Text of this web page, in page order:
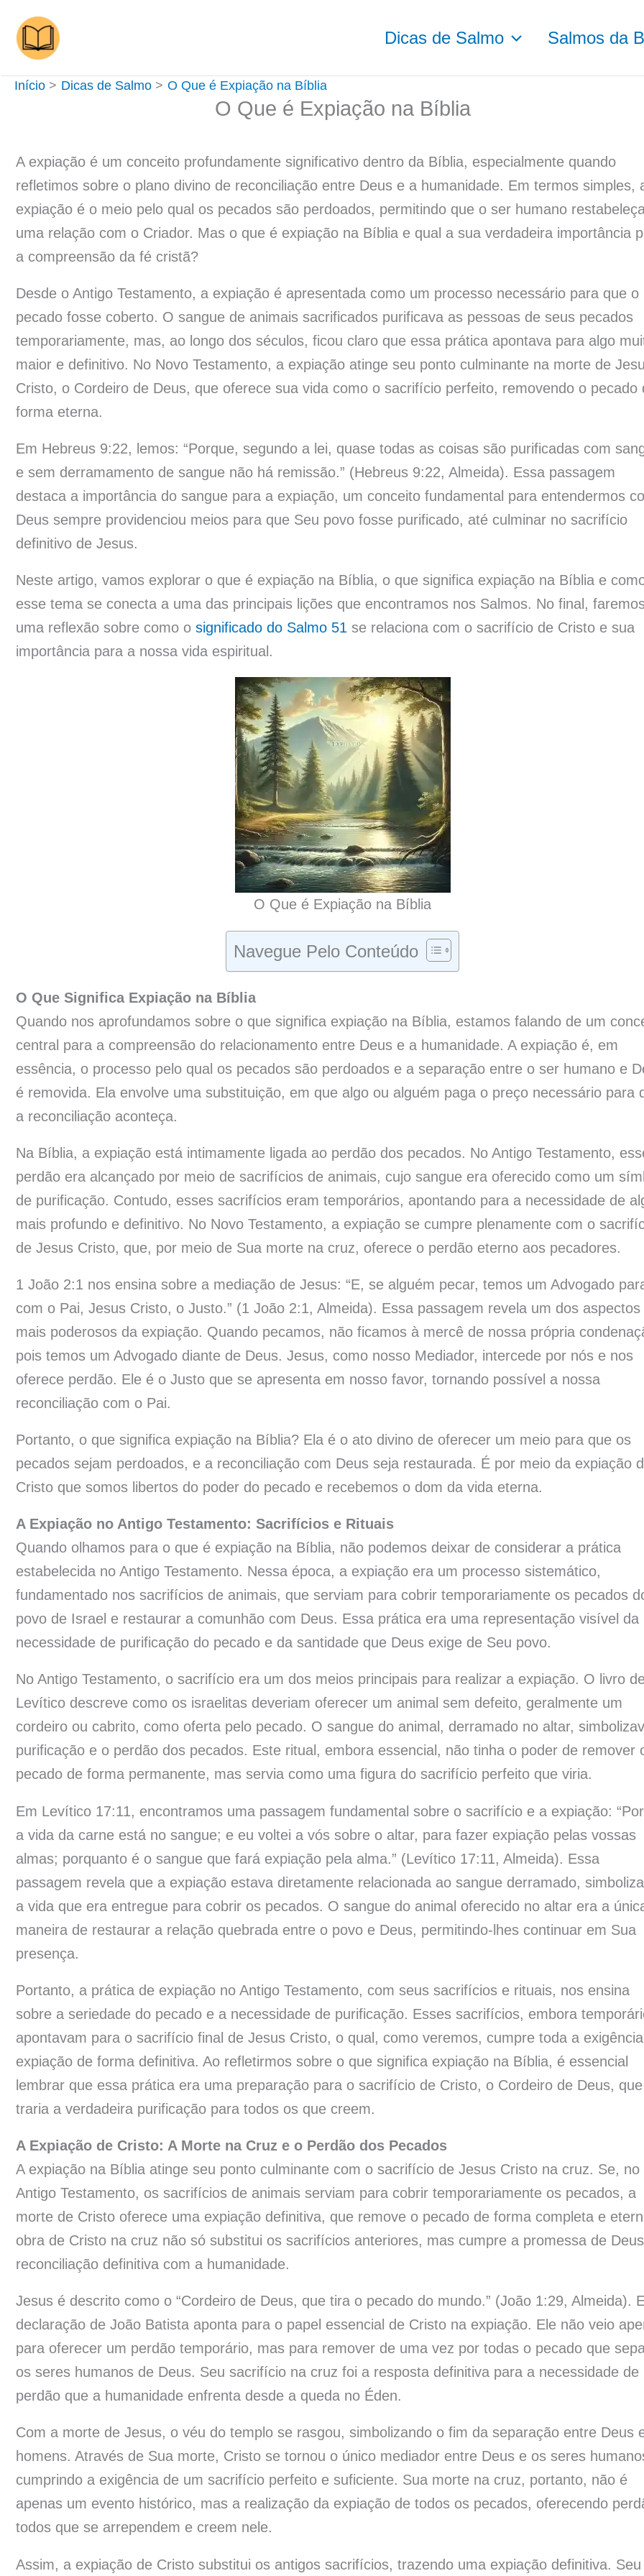
para
conteúdo
Dicas de Salmo Salmos da
Início Dicas de Salmo O Que é Expiação na Bíblia
O Que é Expiação na Bíblia
A expiação é um conceito profundamente significativo dentro da Bíblia, especialmente quando
refletimos sobre o plano divino de reconciliação entre Deus e a humanidade. Em termos simples,
expiação é o meio pelo qual os pecados são perdoados, permitindo que o ser humano
uma relação com o Criador. Mas o que é expiação na Bíblia e qual a sua verdadeira importância
a compreensão da fé cristã?
Desde o Antigo Testamento, a expiação é apresentada como um processo necessário para que o
pecado fosse coberto. O sangue de animais sacrificados purificava as pessoas de seus pecados
temporariamente, mas, ao longo dos séculos, ficou claro que essa prática apontava para algo
maior e definitivo. No Novo Testamento, a expiação atinge seu ponto culminante na morte de
Cristo, o Cordeiro de Deus, que oferece sua vida como o sacrifício perfeito, removendo o pecado
forma eterna.
Em Hebreus 9:22, lemos: “Porque, segundo a lei, quase todas as coisas são purificadas com
e sem derramamento de sangue não há remissão.” (Hebreus 9:22, Almeida). Essa passagem
destaca a importância do sangue para a expiação, um conceito fundamental para entendermos
Deus sempre providenciou meios para que Seu povo fosse purificado, até culminar no sacrifício
definitivo de Jesus.
Neste artigo, vamos explorar o que é expiação na Bíblia, o que significa expiação na Bíblia e
esse tema se conecta a uma das principais lições que encontramos nos Salmos. No final,
uma reflexão sobre como o significado do Salmo 51 se relaciona com o sacrifício de Cristo e sua
importância para a nossa vida espiritual.
O Que é Expiação na Bíblia
Navegue Pelo Conteúdo
O Que Significa Expiação na Bíblia
Quando nos aprofundamos sobre o que significa expiação na Bíblia, estamos falando de um
central para a compreensão do relacionamento entre Deus e a humanidade. A expiação é, em
essência, o processo pelo qual os pecados são perdoados e a separação entre o ser humano e
é removida. Ela envolve uma substituição, em que algo ou alguém paga o preço necessário para
a reconciliação aconteça.
Na Bíblia, a expiação está intimamente ligada ao perdão dos pecados. No Antigo Testamento,
perdão era alcançado por meio de sacrifícios de animais, cujo sangue era oferecido como um
de purificação. Contudo, esses sacrifícios eram temporários, apontando para a necessidade de
mais profundo e definitivo. No Novo Testamento, a expiação se cumpre plenamente com o
de Jesus Cristo, que, por meio de Sua morte na cruz, oferece o perdão eterno aos pecadores.
1 João 2:1 nos ensina sobre a mediação de Jesus: “E, se alguém pecar, temos um Advogado
com o Pai, Jesus Cristo, o Justo.” (1 João 2:1, Almeida). Essa passagem revela um dos aspectos
mais poderosos da expiação. Quando pecamos, não ficamos à mercê de nossa própria
pois temos um Advogado diante de Deus. Jesus, como nosso Mediador, intercede por nós e nos
oferece perdão. Ele é o Justo que se apresenta em nosso favor, tornando possível a nossa
reconciliação com o Pai.
Portanto, o que significa expiação na Bíblia? Ela é o ato divino de oferecer um meio para que os
pecados sejam perdoados, e a reconciliação com Deus seja restaurada. É por meio da expiação
Cristo que somos libertos do poder do pecado e recebemos o dom da vida eterna.
A Expiação no Antigo Testamento: Sacrifícios e Rituais
Quando olhamos para o que é expiação na Bíblia, não podemos deixar de considerar a prática
estabelecida no Antigo Testamento. Nessa época, a expiação era um processo sistemático,
fundamentado nos sacrifícios de animais, que serviam para cobrir temporariamente os pecados
povo de Israel e restaurar a comunhão com Deus. Essa prática era uma representação visível da
necessidade de purificação do pecado e da santidade que Deus exige de Seu povo.
No Antigo Testamento, o sacrifício era um dos meios principais para realizar a expiação. O livro
Levítico descreve como os israelitas deveriam oferecer um animal sem defeito, geralmente um
cordeiro ou cabrito, como oferta pelo pecado. O sangue do animal, derramado no altar,
purificação e o perdão dos pecados. Este ritual, embora essencial, não tinha o poder de remover
pecado de forma permanente, mas servia como uma figura do sacrifício perfeito que viria.
Em Levítico 17:11, encontramos uma passagem fundamental sobre o sacrifício e a expiação:
a vida da carne está no sangue; e eu voltei a vós sobre o altar, para fazer expiação pelas vossas
almas; porquanto é o sangue que fará expiação pela alma.” (Levítico 17:11, Almeida). Essa
passagem revela que a expiação estava diretamente relacionada ao sangue derramado,
a vida que era entregue para cobrir os pecados. O sangue do animal oferecido no altar era a
maneira de restaurar a relação quebrada entre o povo e Deus, permitindo-lhes continuar em Sua
presença.
Portanto, a prática de expiação no Antigo Testamento, com seus sacrifícios e rituais, nos ensina
sobre a seriedade do pecado e a necessidade de purificação. Esses sacrifícios, embora
apontavam para o sacrifício final de Jesus Cristo, o qual, como veremos, cumpre toda a
expiação de forma definitiva. Ao refletirmos sobre o que significa expiação na Bíblia, é essencial
lembrar que essa prática era uma preparação para o sacrifício de Cristo, o Cordeiro de Deus, que
traria a verdadeira purificação para todos os que creem.
A Expiação de Cristo: A Morte na Cruz e o Perdão dos Pecados
A expiação na Bíblia atinge seu ponto culminante com o sacrifício de Jesus Cristo na cruz. Se, no
Antigo Testamento, os sacrifícios de animais serviam para cobrir temporariamente os pecados, a
morte de Cristo oferece uma expiação definitiva, que remove o pecado de forma completa e
obra de Cristo na cruz não só substitui os sacrifícios anteriores, mas cumpre a promessa de
reconciliação definitiva com a humanidade.
Jesus é descrito como o “Cordeiro de Deus, que tira o pecado do mundo.” (João 1:29, Almeida).
declaração de João Batista aponta para o papel essencial de Cristo na expiação. Ele não veio
para oferecer um perdão temporário, mas para remover de uma vez por todas o pecado que
os seres humanos de Deus. Seu sacrifício na cruz foi a resposta definitiva para a necessidade de
perdão que a humanidade enfrenta desde a queda no Éden.
Com a morte de Jesus, o véu do templo se rasgou, simbolizando o fim da separação entre Deus
homens. Através de Sua morte, Cristo se tornou o único mediador entre Deus e os seres
cumprindo a exigência de um sacrifício perfeito e suficiente. Sua morte na cruz, portanto, não é
apenas um evento histórico, mas a realização da expiação de todos os pecados, oferecendo
todos que se arrependem e creem nele.
Assim, a expiação de Cristo substitui os antigos sacrifícios, trazendo uma expiação definitiva. Seu